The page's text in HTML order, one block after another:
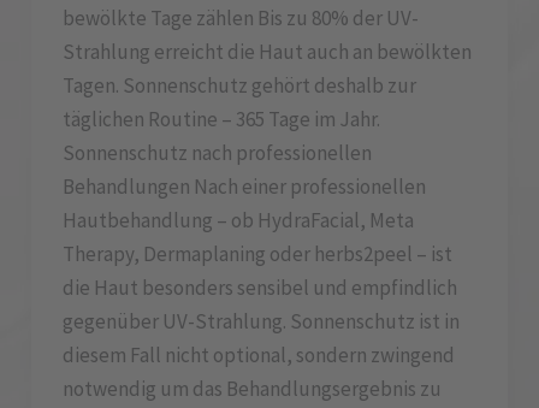
bewölkte Tage zählen Bis zu 80% der UV-
Strahlung erreicht die Haut auch an bewölkten
Tagen. Sonnenschutz gehört deshalb zur
täglichen Routine – 365 Tage im Jahr.
Sonnenschutz nach professionellen
Behandlungen Nach einer professionellen
Hautbehandlung – ob HydraFacial, Meta
Therapy, Dermaplaning oder herbs2peel – ist
die Haut besonders sensibel und empfindlich
gegenüber UV-Strahlung. Sonnenschutz ist in
diesem Fall nicht optional, sondern zwingend
notwendig um das Behandlungsergebnis zu